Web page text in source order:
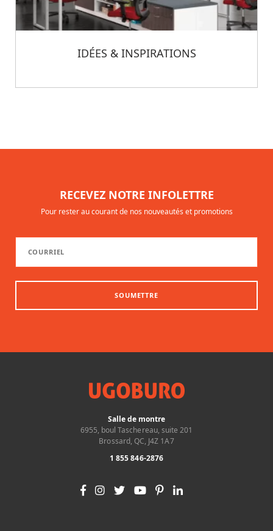
IDÉES & INSPIRATIONS
RECEVEZ NOTRE INFOLETTRE
Pour rester au courant de nos nouveautés et promotions
SOUMETTRE
Salle de montre
6955, boul Taschereau, suite 201
Brossard, QC, J4Z 1A7
1 855 846-2876